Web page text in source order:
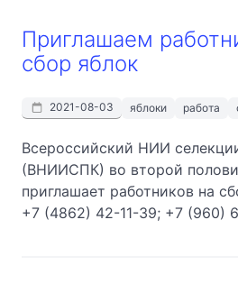
Приглашаем
сбор яблок
2021-08-03 яблоки работа
Всероссийский НИИ
(ВНИИСПК) во второй
приглашает работников на
+7 (4862) 42-11-39; +7 (960)